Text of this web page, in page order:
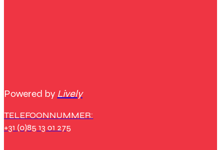
Powered by Lively
TELEFOONNUMMER:
+31 (0)85 13 01 275